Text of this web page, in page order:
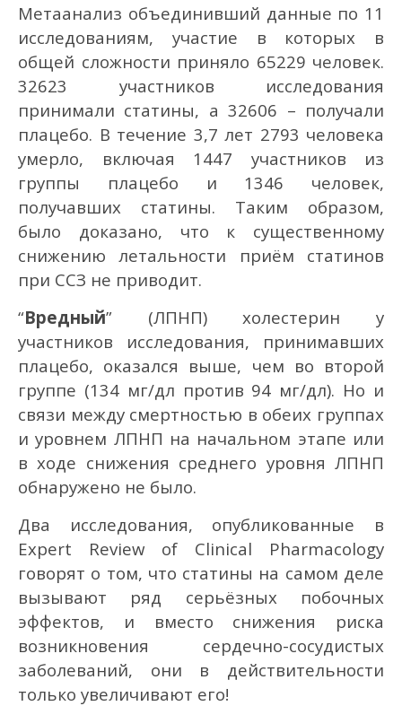
Метаанализ объединивший данные по 11
исследованиям, участие в которых в
общей сложности приняло 65229 человек.
32623 участников исследования
принимали статины, а 32606 – получали
плацебо. В течение 3,7 лет 2793 человека
умерло, включая 1447 участников из
группы плацебо и 1346 человек,
получавших статины. Таким образом,
было доказано, что к существенному
снижению летальности приём статинов
при ССЗ не приводит.
“Вредный” (ЛПНП) холестерин у
участников исследования, принимавших
плацебо, оказался выше, чем во второй
группе (134 мг/дл против 94 мг/дл). Но и
связи между смертностью в обеих группах
и уровнем ЛПНП на начальном этапе или
в ходе снижения среднего уровня ЛПНП
обнаружено не было.
Два исследования, опубликованные в
Expert Review of Clinical Pharmacology
говорят о том, что статины на самом деле
вызывают ряд серьёзных побочных
эффектов, и вместо снижения риска
возникновения сердечно-сосудистых
заболеваний, они в действительности
только увеличивают его!